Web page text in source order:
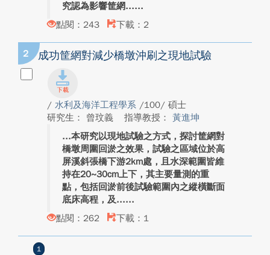
究認為影響筐網...
點閱：243
下載：2
2 成功筐網對減少橋墩沖刷之現地試驗
/ 水利及海洋工程學系 /100/ 碩士
研究生： 曾玟義
指導教授： 黃進坤
本研究以現地試驗之方式，探討筐網對
橋墩周圍回淤之效果，試驗之區域位於高
屏溪斜張橋下游2km處，且水深範圍皆維
持在20~30cm上下，其主要量測的重
點，包括回淤前後試驗範圍內之縱橫斷面
底床高程，及...
點閱：262
下載：1
1